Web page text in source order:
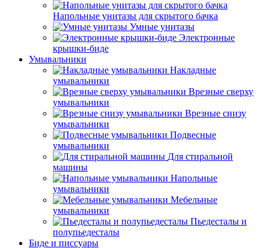
Напольные унитазы для скрытого бачка
Умные унитазы
Электронные
крышки-биде
Умывальники
Накладные
умывальники
Врезные сверху
умывальники
Врезные снизу
умывальники
Подвесные
умывальники
Для стиральной
машины
Напольные
умывальники
Мебельные
умывальники
Пьедесталы и
полупьедесталы
Биде и писсуары